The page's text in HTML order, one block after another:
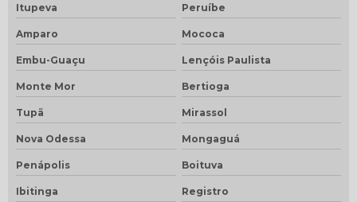
Itupeva Peruíbe
Amparo Mococa
Embu-Guaçu Lençóis Paulista
Monte Mor Bertioga
Tupã Mirassol
Nova Odessa Mongaguá
Penápolis Boituva
Ibitinga Registro